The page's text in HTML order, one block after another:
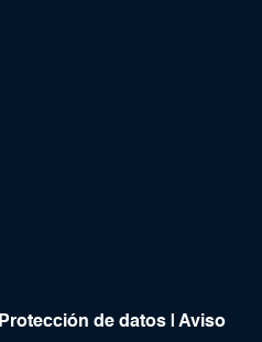
Protección de datos Aviso